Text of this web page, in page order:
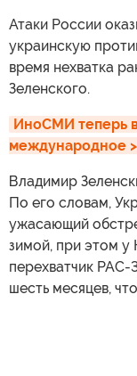
Атаки России
украинскую
время нехватка
Зеленского.
ИноСМИ теперь
международное
Владимир
По его словам,
ужасающий
зимой, при этом у
перехватчик
шесть месяцев,